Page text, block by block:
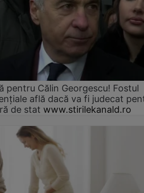
pentru Călin Georgescu! Fostul
află dacă va fi judecat
de stat www.stirilekanald.ro